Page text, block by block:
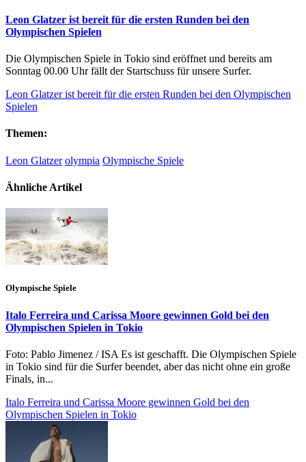
Leon Glatzer ist bereit für die ersten Runden bei den
Olympischen Spielen
Die Olympischen Spiele in Tokio sind eröffnet und bereits am
Sonntag 00.00 Uhr fällt der Startschuss für unsere Surfer.
Leon Glatzer ist bereit für die ersten Runden bei den Olympischen
Spielen
Themen:
Leon Glatzer olympia Olympische Spiele
Ähnliche Artikel
Olympische Spiele
Italo Ferreira und Carissa Moore gewinnen Gold bei den
Olympischen Spielen in Tokio
Foto: Pablo Jimenez / ISA Es ist geschafft. Die Olympischen Spiele
in Tokio sind für die Surfer beendet, aber das nicht ohne ein große
Finals, in...
Italo Ferreira und Carissa Moore gewinnen Gold bei den
Olympischen Spielen in Tokio